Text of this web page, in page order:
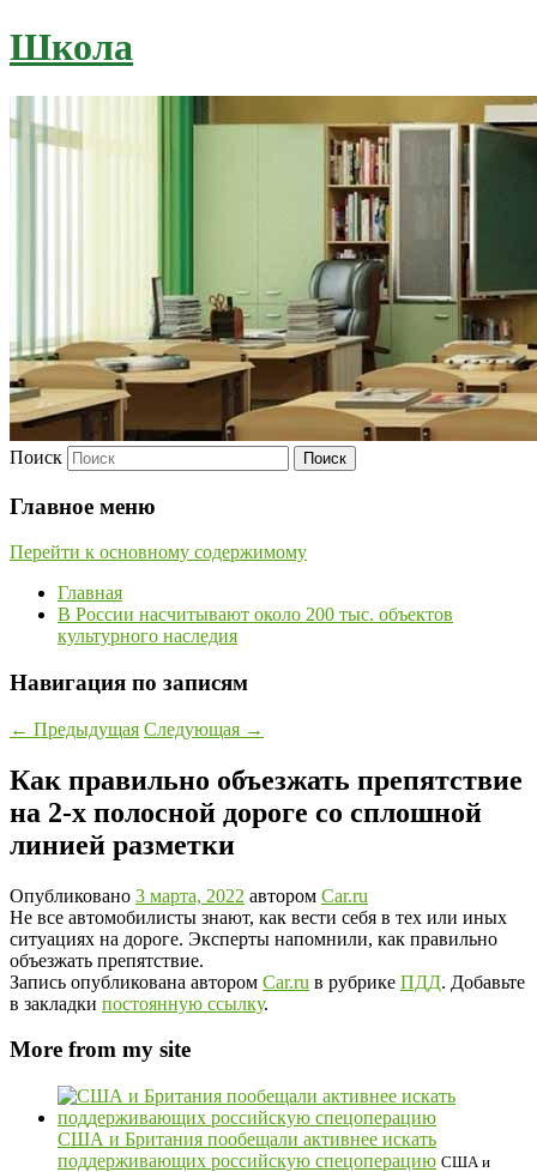
Школа
Поиск
Главное меню
Перейти к основному содержимому
Главная
В России насчитывают около 200 тыс. объектов
культурного наследия
Навигация по записям
← Предыдущая Следующая →
Как правильно объезжать препятствие
на 2-х полосной дороге со сплошной
линией разметки
Опубликовано 3 марта, 2022 автором Car.ru
Не все автомобилисты знают, как вести себя в тех или иных
ситуациях на дороге. Эксперты напомнили, как правильно
объезжать препятствие.
Запись опубликована автором Car.ru в рубрике ПДД. Добавьте
в закладки постоянную ссылку.
More from my site
США и Британия пообещали активнее искать
поддерживающих российскую спецоперацию США и